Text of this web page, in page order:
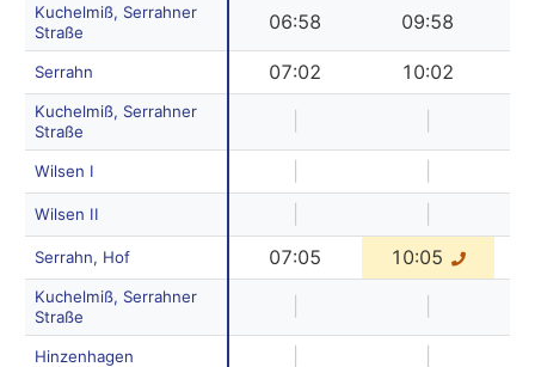
Kuchelmiß, Serrahner
Straße
06:58 09:58
Serrahn 07:02 10:02
Kuchelmiß, Serrahner
Straße
Wilsen I
Wilsen II
Serrahn, Hof 07:05 10:05
Kuchelmiß, Serrahner
Straße
Hinzenhagen